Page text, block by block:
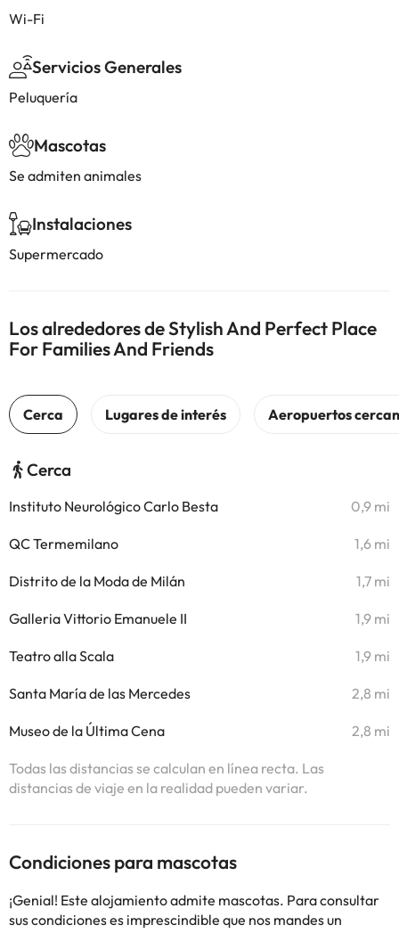
Wi-Fi
Servicios Generales
Peluquería
Mascotas
Se admiten animales
Instalaciones
Supermercado
Los alrededores de Stylish And Perfect Place
For Families And Friends
Cerca
Instituto Neurológico Carlo Besta 0,9 mi
QC Termemilano 1,6 mi
Distrito de la Moda de Milán 1,7 mi
Galleria Vittorio Emanuele II 1,9 mi
Teatro alla Scala 1,9 mi
Santa María de las Mercedes 2,8 mi
Museo de la Última Cena 2,8 mi
Todas las distancias se calculan en línea recta. Las
distancias de viaje en la realidad pueden variar.
Condiciones para mascotas
¡Genial! Este alojamiento admite mascotas. Para consultar
sus condiciones es imprescindible que nos mandes un